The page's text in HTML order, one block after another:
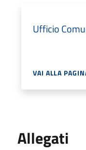
Ufficio
VAI ALLA
Allegati